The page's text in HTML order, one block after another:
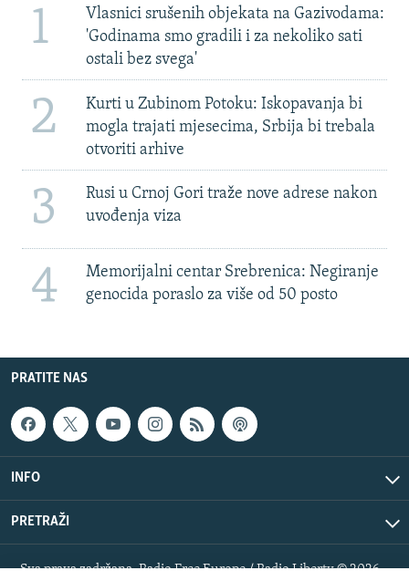
1
Vlasnici srušenih objekata na Gazivodama:
'Godinama smo gradili i za nekoliko sati
ostali bez svega'
2
Kurti u Zubinom Potoku: Iskopavanja bi
mogla trajati mjesecima, Srbija bi trebala
otvoriti arhive
3
Rusi u Crnoj Gori traže nove adrese nakon
uvođenja viza
4
Memorijalni centar Srebrenica: Negiranje
genocida poraslo za više od 50 posto
PRATITE NAS
INFO
PRETRAŽI
Sva prava zadržana. Radio Free Europe / Radio Liberty © 2026